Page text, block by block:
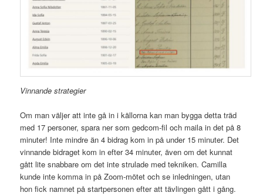
Vinnande strategier
Om man väljer att inte gå in i källorna kan man bygga detta träd
med 17 personer, spara ner som gedcom-fil och maila in det på 8
minuter! Inte mindre än 4 bidrag kom in på under 15 minuter. Det
vinnande bidraget kom in efter 34 minuter, även om det kunnat
gått lite snabbare om det inte strulade med tekniken. Camilla
kunde inte komma in på Zoom-mötet och se inledningen, utan
hon fick namnet på startpersonen efter att tävlingen gått i gång.